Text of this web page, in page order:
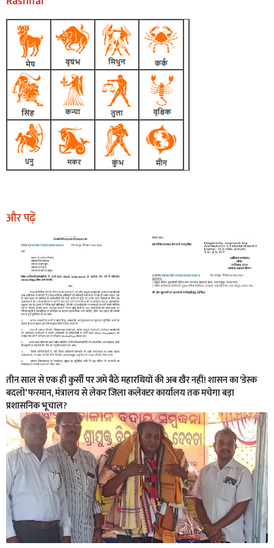
और पढ़ें
तीन साल से एक ही कुर्सी पर जमे बैठे महारथियों की अब खैर नहीं! शासन का ‘डेस्क
बदलो’ फरमान, मंत्रालय से लेकर जिला कलेक्टर कार्यालय तक मचेगा बड़ा
प्रशासनिक भूचाल?